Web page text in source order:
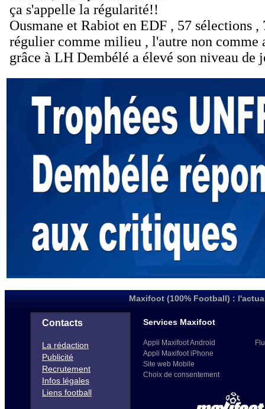
Maxifoot (100% Football) :
Contacts
La rédaction
Publicité
Recrutement
Infos légales
Liens football
Services Maxifoot
Appli Maxifoot Android
Appli Maxifoot iPhone
Site web Mobile
Choix de consentement